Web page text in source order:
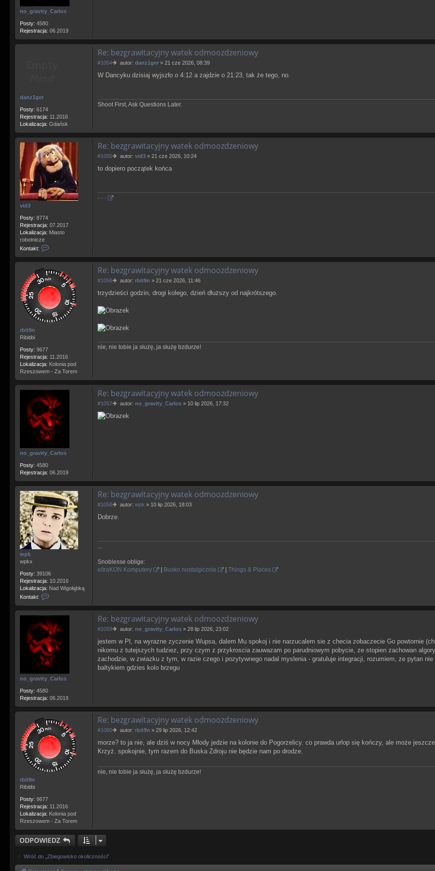
no_gravity_Carlos
Posty: 4580
Rejestracja: 06.2019
danz1ger
Posty: 6174
Rejestracja: 11.2016
Lokalizacja: Gdańsk
Re: bezgrawitacyjny watek odmoozdzeniowy
#1054
P
s
autor: danz1ger» 21 cze 2026, 08:39
W Dancyku dzisiaj wyjszło o 4:12 a zajdzie o 21:23, tak że tego, no.
Shoot First, Ask Questions Later.
vid3
Posty: 8774
Rejestracja: 07.2017
Lokalizacja: Miasto
robotnicze
Kontakt:
o
t
k
t
u
j
s
i
d
3
Re: bezgrawitacyjny watek odmoozdzeniowy
#1055
P
s
autor: vid3» 21 cze 2026, 10:24
to dopiero początek końca
- - -
rbit9n
Ribitibi
Posty: 9677
Rejestracja: 11.2016
Lokalizacja: Kolonia pod
Rzeszowem - Za Torem
Re: bezgrawitacyjny watek odmoozdzeniowy
#1056
P
s
autor: rbit9n » 21 cze 2026, 11:46
trzydzieści godzin, drogi kolego, dzień dłuższy od najkrótszego.
nie, nie tobie ja służę, ja służę bzdurze!
no_gravity_Carlos
Posty: 4580
Rejestracja: 06.2019
Re: bezgrawitacyjny watek odmoozdzeniowy
#1057
P
s
autor: no_gravity_Carlos» 10 lip 2026, 17:32
wpk
wpkx
Posty: 39106
Rejestracja: 10.2016
Lokalizacja: Nad Wigołąbką
Kontakt:
o
n
t
a
k
t
u
j
s
i
ę
w
k
Re: bezgrawitacyjny watek odmoozdzeniowy
#1058
P
s
autor: wpk » 10 lip 2026, 18:03
Dobrze.
...
Snoblesse oblige:
eltraKON Komputery
Busko nostalgicznie Things & Places
no_gravity_Carlos
Posty: 4580
Rejestracja: 06.2019
Re: bezgrawitacyjny watek odmoozdzeniowy
#1059
P
s
t
autor: no_gravity_Carlos» 28 lip 2026, 23:02
jestem w Pl, na wyrazne zyczenie Wupsa, dalem Mu spokoj i nie narzucalem sie z checia zobaczecie Go powtornie
nikomu z tutejszych tudziez, przy czym z przykroscia zauwazam po parudniowym pobycie, ze stopien zachowan
zachodzie, w zwiazku z tym, w razie czego i pozytywnego nadal myslenia - gratuluje integracji, rozumiem, ze pytan
baltykiem gdzies kolo brzegu
rbit9n
Ribitibi
Posty: 9677
Rejestracja: 11.2016
Lokalizacja: Kolonia pod
Rzeszowem - Za Torem
Re: bezgrawitacyjny watek odmoozdzeniowy
#1060
P
s
t
autor: rbit9n » 29 lip 2026, 12:42
morze? to ja nie, ale dziś w nocy Młody jedzie na kolonie do Pogorzelicy. co prawda urlop się kończy, ale może
Krzyż. spokojnie, tym razem do Buska Zdroju nie będzie nam po drodze.
nie, nie tobie ja służę, ja służę bzdurze!
ODPOWIEDZ
Wróć do „Zbiegowisko okoliczności”